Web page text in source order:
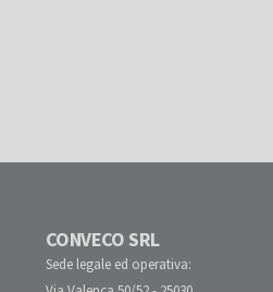
CONVECO SRL
Sede legale ed operativa: